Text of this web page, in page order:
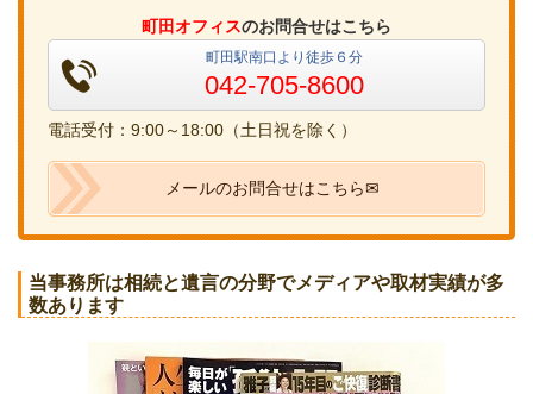
町田オフィスのお問合せはこちら
町田駅南口より徒歩６分
042-705-8600
電話受付：9:00～18:00（土日祝を除く）
メールのお問合せはこちら✉
当事務所は相続と遺言の分野でメディアや取材実績が多
数あります